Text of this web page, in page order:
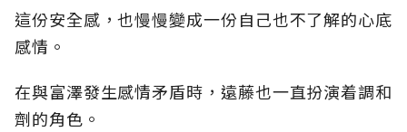
這份安全感，也慢慢變成一份自己也不了解的心底
感情。
在與富澤發生感情矛盾時，遠藤也一直扮演着調和
劑的角色。